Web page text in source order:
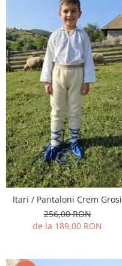
Itari / Pantaloni Crem Grosi
256,00 RON
de la 189,00 RON